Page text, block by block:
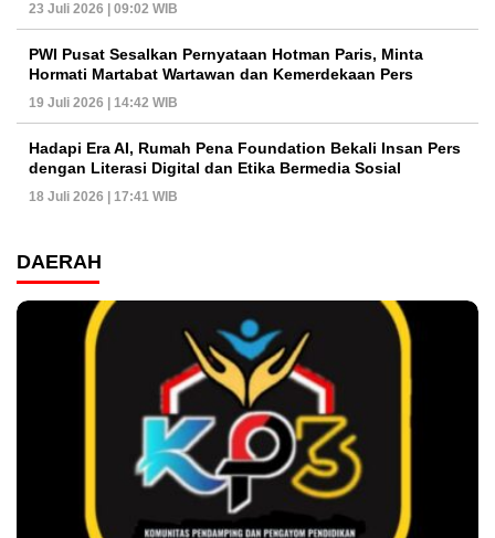
23 Juli 2026 | 09:02 WIB
PWI Pusat Sesalkan Pernyataan Hotman Paris, Minta
Hormati Martabat Wartawan dan Kemerdekaan Pers
19 Juli 2026 | 14:42 WIB
Hadapi Era AI, Rumah Pena Foundation Bekali Insan Pers
dengan Literasi Digital dan Etika Bermedia Sosial
18 Juli 2026 | 17:41 WIB
DAERAH